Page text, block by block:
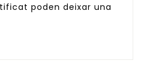
poden deixar una